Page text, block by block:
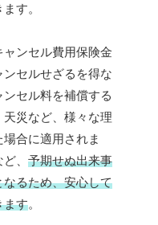
す。
ンセル費用保険金
セルせざるを得な
セル料を補償する
災など、様々な理
合に適用されま
、 予期せぬ出来事
るため、安心して
ます。